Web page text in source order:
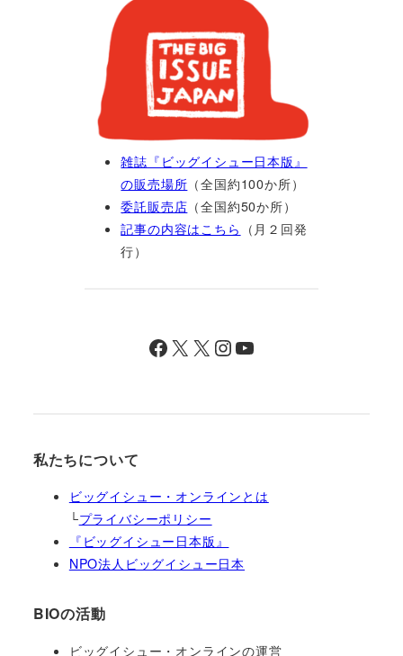
雑誌『ビッグイシュー日本版』
の販売場所 （全国約100か所）
委託販売店 （全国約50か所）
記事の内容はこちら （月２回発
行）
Facebook X X InstagramYouTube
私たちについて
ビッグイシュー・オンラインとは
└プライバシーポリシー
『ビッグイシュー日本版』
NPO法人ビッグイシュー日本
BIOの活動
ビッグイシュー・オンラインの運営